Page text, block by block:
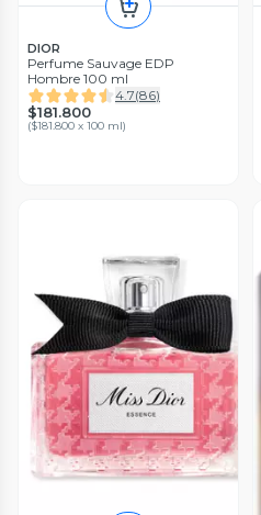
DIOR
Perfume Sauvage EDP
Hombre 100 ml
4.7(86)
$181.800
($181.800 x 100 ml)